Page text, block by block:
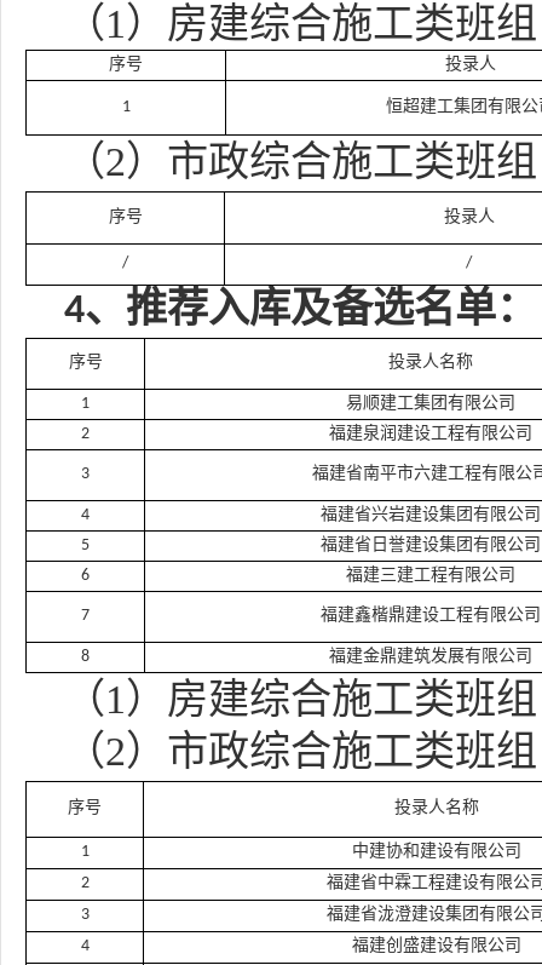
（1）房建综合施工类班
序号 投录人
1 恒超建工集团有限公
（2） 市政综合施工类班
序号 投录人
/ /
4、推荐入库及备选名单：
序号 投录人名称
1
易顺建工集团有限公司
2
福建泉润建设工程有限公司
3 福建省南平市六建工程有限公
4
福建省兴岩建设集团有限公司
5
福建省日誉建设集团有限公司
6
福建三建工程有限公司
7 福建鑫楷鼎建设工程有限公司
8 福建金鼎建筑发展有限公司
（1）房建综合施工类班
（2） 市政综合施工类班
序号 投录人名称
1
中建协和建设有限公司
2
福建省中霖工程建设有限公
3
福建省泷澄建设集团有限公
4
福建创盛建设有限公司